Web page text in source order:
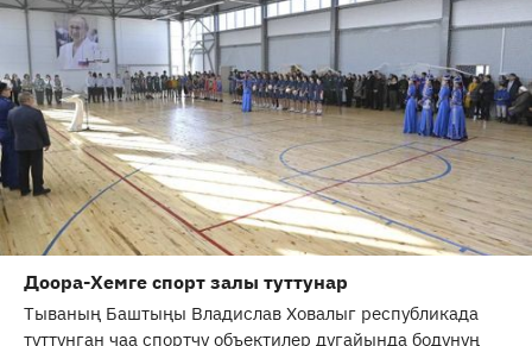
Доора-Хемге спорт залы туттунар
Тываның Баштыңы Владислав Ховалыг республикада
туттунган чаа спортчу объектилер дугайында бодунуң